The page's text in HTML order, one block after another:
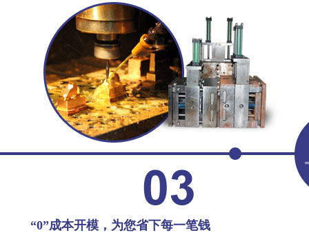
“0”成本开模，为您省下每一笔钱